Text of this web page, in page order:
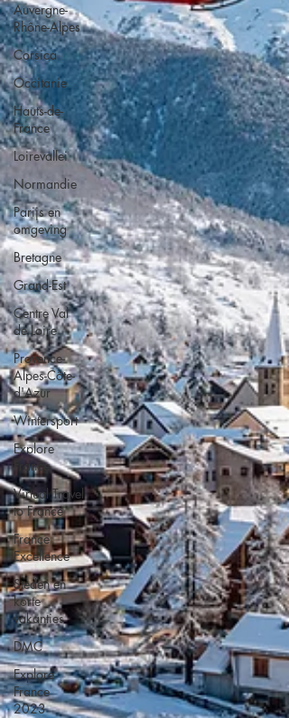
Auvergne-
Rhône-Alpes
Corsica
Occitanie
Hauts-de-
France
Loirevallei
Normandie
Parijs en
omgeving
Bretagne
Grand-Est
Centre Val
de Loire
Provence-
Alpes-Côte-
d'Azur
Wintersport
Explore
France
Virtual Travel
to France
France
Excellence
Steden en
korte
vakanties
DMC
Explore
France
2023